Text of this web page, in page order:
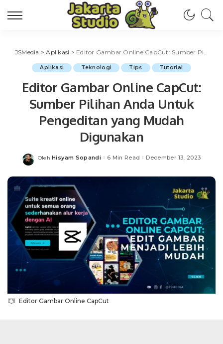
JSMedia >Aplikasi > Editor Gambar Online CapCut: Sumber Pilihan Anda Untuk Pengeditan yang Mudah Digunakan
Aplikasi Teknologi Tips Tutorial
Editor Gambar Online CapCut:
Sumber Pilihan Anda Untuk
Pengeditan yang Mudah
Digunakan
Posted
Oleh Hisyam Sopandi 6 Min Read December 13, 2023
Editor Gambar Online CapCut